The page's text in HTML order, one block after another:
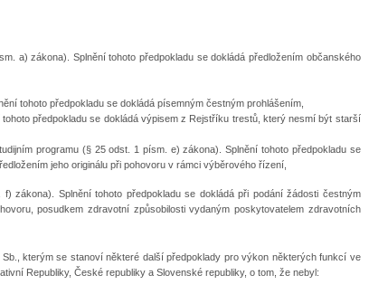
a) zákona). Splnění tohoto předpokladu se dokládá předložením občanského
tohoto předpokladu se dokládá písemným čestným prohlášením,
předpokladu se dokládá výpisem z Rejstříku trestů, který nesmí být starší
programu (§ 25 odst. 1 písm. e) zákona). Splnění tohoto předpokladu se
jeho originálu při pohovoru v rámci výběrového řízení,
zákona). Splnění tohoto předpokladu se dokládá při podání žádosti čestným
posudkem zdravotní způsobilosti vydaným poskytovatelem zdravotních
kterým se stanoví některé další předpoklady pro výkon některých funkcí ve
Republiky, České republiky a Slovenské republiky, o tom, že nebyl: